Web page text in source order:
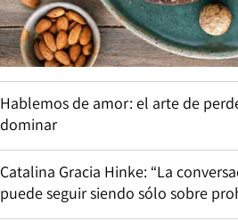
Hablemos de amor: el arte de
dominar
Catalina Gracia Hinke: “La
puede seguir siendo sólo sobre